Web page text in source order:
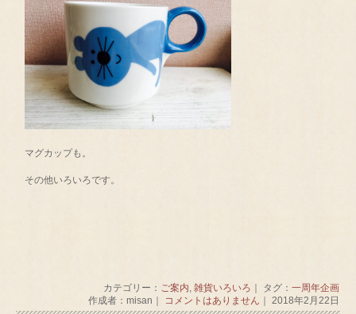
マグカップも。
その他いろいろです。
カテゴリー： ご案内, 雑貨いろいろ ｜ タグ： 一周年企画
作成者：misan｜ コメントはありません ｜ 2018年2月22日